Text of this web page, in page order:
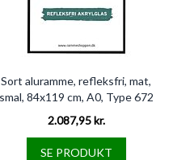
Sort aluramme, refleksfri, mat,
smal, 84x119 cm, A0, Type 672
2.087,95 kr.
SE PRODUKT